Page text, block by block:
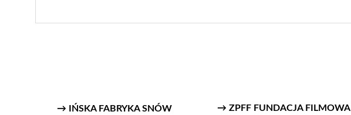
→ IŃSKA FABRYKA SNÓW → ZPFF FUNDACJA FILMOWA